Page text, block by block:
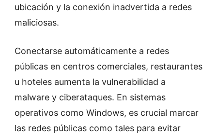
ubicación y la conexión inadvertida a redes
maliciosas.
Conectarse automáticamente a redes
públicas en centros comerciales, restaurantes
u hoteles aumenta la vulnerabilidad a
malware y ciberataques. En sistemas
operativos como Windows, es crucial marcar
las redes públicas como tales para evitar